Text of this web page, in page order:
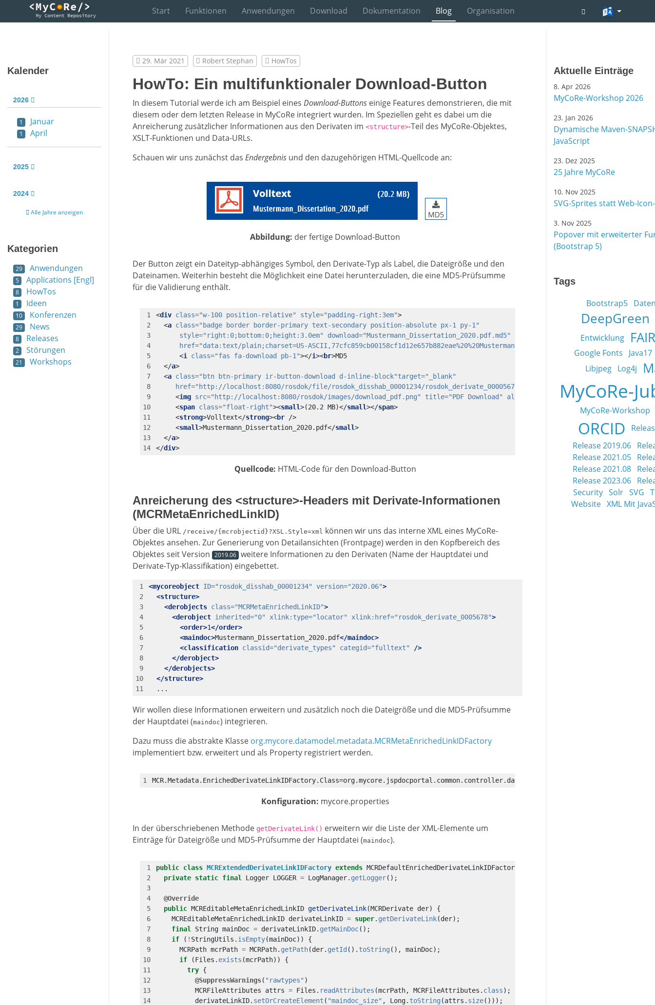
Start Funktionen Anwendungen Download Dokumentation Blog Organisation
Kalender
2026
1 Januar
1 April
2025
2024
Alle Jahre anzeigen
Kategorien
29 Anwendungen
5 Applications [Engl]
8 HowTos
1 Ideen
10 Konferenzen
29 News
8 Releases
2 Störungen
21 Workshops
29. Mär 2021 Robert Stephan HowTos
HowTo: Ein multifunktionaler Download-Button
In diesem Tutorial werde ich am Beispiel eines Download-Buttons einige Features demonstrieren, die mit
diesem oder dem letzten Release in MyCoRe integriert wurden. Im Speziellen geht es dabei um die
Anreicherung zusätzlicher Informationen aus den Derivaten im <structure>-Teil des MyCoRe-Objektes,
XSLT-Funktionen und Data-URLs.
Schauen wir uns zunächst das Endergebnis und den dazugehörigen HTML-Quellcode an:
Abbildung: der fertige Download-Button
Der Button zeigt ein Dateityp-abhängiges Symbol, den Derivate-Typ als Label, die Dateigröße und den
Dateinamen. Weiterhin besteht die Möglichkeit eine Datei herunterzuladen, die eine MD5-Prüfsumme
für die Validierung enthält.
3
4
5
6
7
8
9
10
13
14
<div class="w-100 position-relative" style="padding-right:3em">
<a class="badge border border-primary text-secondary position-absolute px-1 py-1"
style="right:0;bottom:0;height:3.0em" download="Mustermann_Dissertation_2020.pdf.md5"
href="data:text/plain;charset=US-ASCII,77cfc859cb00158cf1d12e657b882eae%20%20Mustermann_Dissertation_2020.pdf"
<i class="fas fa-download pb-1"></i><br>
</a>
<a class="btn btn-primary ir-button-download d-inline-block"target="_blank"
href="http://localhost:8080/rosdok/file/rosdok_disshab_00001234/rosdok_derivate_00005678/Mustermann_Dissertation_2020.pdf" >
<img src="http://localhost:8080/rosdok/images/download_pdf.png" title="PDF Download" align
/>
<span class="float-right"><small>(20.2 MB)</small></span>
<strong>Volltext</strong><br
/>
<small>Mustermann_Dissertation_2020.pdf</small>
</a>
</div>
Quellcode: HTML-Code für den Download-Button
Anreicherung des <structure>-Headers mit Derivate-Informationen
(MCRMetaEnrichedLinkID)
Über die URL /receive/{mcrobjectid}?XSL.Style=xml können wir uns das interne XML eines MyCoRe-
Objektes ansehen. Zur Generierung von Detailansichten (Frontpage) werden in den Kopfbereich des
Objektes seit Version 2019.06 weitere Informationen zu den Derivaten (Name der Hauptdatei und
Derivate-Typ-Klassifikation) eingebettet.
3
4
5
6
7
8
9
10
<mycoreobject ID="rosdok_disshab_00001234" version="2020.06">
<structure>
<derobjects class="MCRMetaEnrichedLinkID">
<derobject inherited="0" xlink:type="locator" xlink:href="rosdok_derivate_0005678">
<order>1</order>
<maindoc>Mustermann_Dissertation_2020.pdf</maindoc>
<classification classid="derivate_types" categid="fulltext"
/>
</derobject>
</derobjects>
</structure>
  ...
Wir wollen diese Informationen erweitern und zusätzlich noch die Dateigröße und die MD5-Prüfsumme
der Hauptdatei (maindoc) integrieren.
Dazu muss die abstrakte Klasse org.mycore.datamodel.metadata.MCRMetaEnrichedLinkIDFactory
implementiert bzw. erweitert und als Property registriert werden.
Konfiguration: mycore.properties
In der überschriebenen Methode getDerivateLink() erweitern wir die Liste der XML-Elemente um
Einträge für Dateigröße und MD5-Prüfsumme der Hauptdatei (maindoc).
3
4
5
6
7
8
9
10
13
14
public class MCRExtendedDerivateLinkIDFactory extends MCRDefaultEnrichedDerivateLinkIDFactory
private static final Logger LOGGER = LogManager. getLogger();
@Override
public MCREditableMetaEnrichedLinkID getDerivateLink(MCRDerivate der)
{
MCREditableMetaEnrichedLinkID derivateLinkID = super. getDerivateLink(der);
final
String mainDoc = derivateLinkID. getMainDoc();
if
( ! StringUtils . isEmpty(mainDoc))
{
MCRPath mcrPath = MCRPath. getPath(der. getId (). toString (), mainDoc);
if
(Files . exists (mcrPath))
{
try {
@SuppressWarnings( "rawtypes" )
MCRFileAttributes
attrs = Files . readAttributes (mcrPath, MCRFileAttributes . class);
derivateLinkID. setOrCreateElement ( "maindoc_size" , Long. toString (attrs . size()));
Aktuelle Einträge
8. Apr 2026
MyCoRe-Workshop 2026
23. Jan 2026
Dynamische Maven-
JavaScript
23. Dez 2025
25 Jahre MyCoRe
10. Nov 2025
SVG-Sprites statt Web-
3. Nov 2025
Popover mit erweiterter
(Bootstrap 5)
Tags
Bootstrap5
DeepGreen
Entwicklung FAIR
Google Fonts
Java17
Libjpeg Log4j
MyCoRe-
MyCoRe-Workshop
ORCID
Release 2019.06
Release 2021.05
Release 2021.08
Release 2023.06
Security Solr SVG
Website XML Mit